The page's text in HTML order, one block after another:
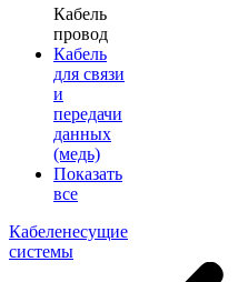
Кабель
провод
Кабель
для связи
и
передачи
данных
(медь)
Показать
все
Кабеленесущие
системы